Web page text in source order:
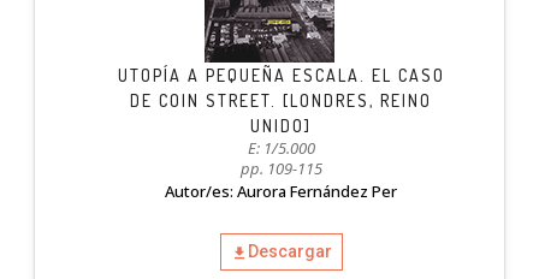
UTOPÍA A PEQUEÑA ESCALA. EL CASO
DE COIN STREET. [LONDRES, REINO
UNIDO]
E: 1/5.000
pp. 109-115
Autor/es: Aurora Fernández Per
Descargar